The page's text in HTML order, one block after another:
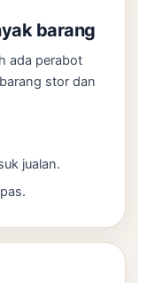
barang
ada perabot
stor dan
jualan.